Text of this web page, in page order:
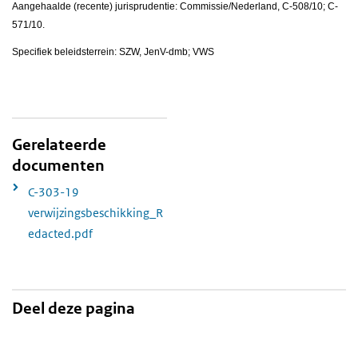
Aangehaalde (recente) jurisprudentie: Commissie/Nederland, C-508/10; C-
571/10.
Specifiek beleidsterrein: SZW, JenV-dmb; VWS
Gerelateerde
documenten
C-303-19
verwijzingsbeschikking_R
edacted.pdf
Deel deze pagina